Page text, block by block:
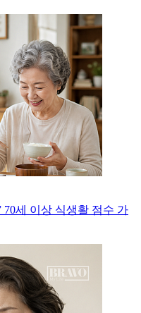
70세 이상 식생활 점수 가